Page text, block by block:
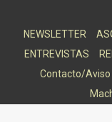
NEWSLETTER
ENTREVISTAS
Contacto/Aviso